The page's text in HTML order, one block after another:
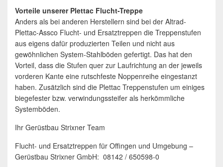
Vorteile unserer Plettac Flucht-Treppe
Anders als bei anderen Herstellern sind bei der Altrad-
Plettac-Assco Flucht- und Ersatztreppen die Treppenstufen
aus eigens dafür produzierten Teilen und nicht aus
gewöhnlichen System-Stahlböden gefertigt. Das hat den
Vorteil, dass die Stufen quer zur Laufrichtung an der jeweils
vorderen Kante eine rutschfeste Noppenreihe eingestanzt
haben. Zusätzlich sind die Plettac Treppenstufen um einiges
biegefester bzw. verwindungssteifer als herkömmliche
Systemböden.
Ihr Gerüstbau Strixner Team
Flucht- und Ersatztreppen für Offingen und Umgebung –
Gerüstbau Strixner GmbH: 08142 / 650598-0